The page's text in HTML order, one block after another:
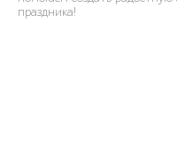
праздника!